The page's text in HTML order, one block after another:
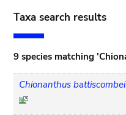
Taxa search results
9 species matching
Chionanthus battiscombei